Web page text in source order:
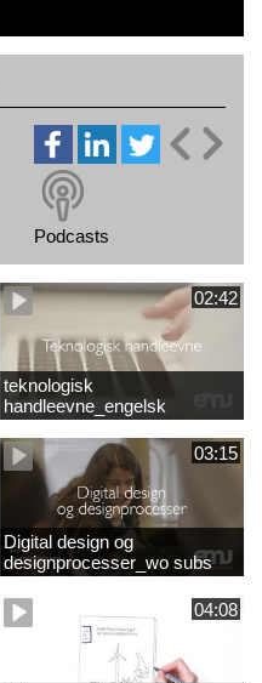
Podcasts
02:42
teknologisk
handleevne_engelsk
03:15
Digital design og
designprocesser_wo subs
04:08